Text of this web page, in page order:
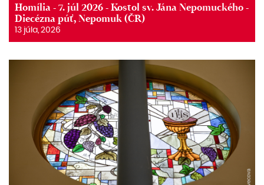
Homília - 7. júl 2026 - Kostol sv. Jána Nepomuckého -
Diecézna púť, Nepomuk (ČR)
13 júla, 2026